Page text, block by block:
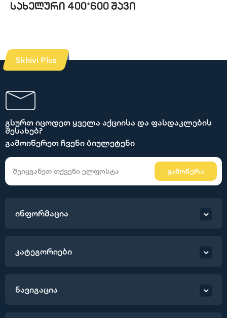
სახელური 400*600 შავი
Skhivi Plus
გსურთ იცოდეთ ყველა აქციისა და ფასდაკლების
შესახებ?
გამოიწერეთ ჩვენი ბიულეტენი
გამოწერა
ინფორმაცია
კატეგორიები
ნავიგაცია